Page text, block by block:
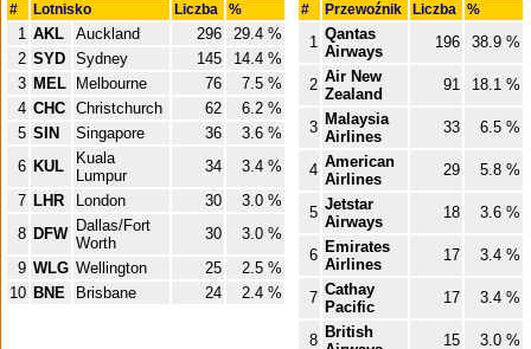
# Lotnisko Liczba %
1 AKL Auckland 296
29.4 %
2 SYD Sydney 145
14.4 %
3 MEL Melbourne 76
7.5 %
4 CHC Christchurch 62
6.2 %
5 SIN Singapore 36
3.6 %
6 KUL
Kuala
Lumpur
34
3.4 %
7 LHR London 30
3.0 %
8 DFW Dallas/Fort
Worth
30
3.0 %
9 WLG Wellington 25
2.5 %
10 BNE Brisbane 24 2.4 %
# Przewoźnik Liczba %
1 Qantas
Airways
196 38.9 %
2 Air New
Zealand
91 18.1 %
3 Malaysia
Airlines
33 6.5 %
4 American
Airlines
29 5.8 %
5 Jetstar
Airways
18 3.6 %
6 Emirates
Airlines
17 3.4 %
7 Cathay
Pacific
17 3.4 %
8 British
15 3.0 %